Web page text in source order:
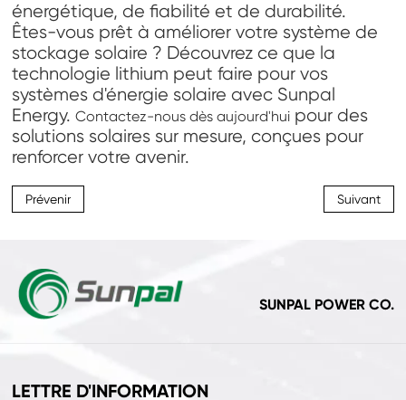
énergétique, de fiabilité et de durabilité.
Êtes-vous prêt à améliorer votre système de
stockage solaire ? Découvrez ce que la
technologie lithium peut faire pour vos
systèmes d'énergie solaire avec Sunpal
Energy.Contactez-nous dès aujourd'hui pour des
solutions solaires sur mesure, conçues pour
renforcer votre avenir.
Prévenir Suivant
SUNPAL POWER CO.
LETTRE D'INFORMATION